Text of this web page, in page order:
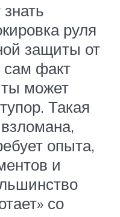
руля
защиты от
сам факт
может
Такая
опыта,
и
со